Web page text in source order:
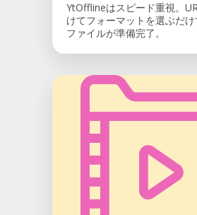
YtOfflineはスピード重視。
けてフォーマットを選ぶだ
ファイルが準備完了。